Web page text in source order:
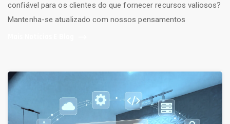
confiável para os clientes do que fornecer recursos valiosos?
Mantenha-se atualizado com nossos pensamentos